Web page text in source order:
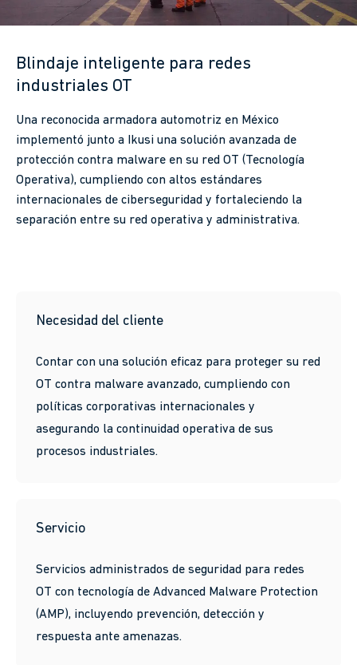
Blindaje inteligente para redes
industriales OT
Una reconocida armadora automotriz en México
implementó junto a Ikusi una solución avanzada de
protección contra malware en su red OT (Tecnología
Operativa), cumpliendo con altos estándares
internacionales de ciberseguridad y fortaleciendo la
separación entre su red operativa y administrativa.
Necesidad del cliente
Contar con una solución eficaz para proteger su red
OT contra malware avanzado, cumpliendo con
políticas corporativas internacionales y
asegurando la continuidad operativa de sus
procesos industriales.
Servicio
Servicios administrados de seguridad para redes
OT con tecnología de Advanced Malware Protection
(AMP), incluyendo prevención, detección y
respuesta ante amenazas.